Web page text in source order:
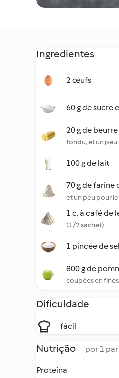
Ingredientes
2 œufs
60 g de sucre
20 g de beurre
fondu, et un
100 g de lait
70 g de farine
et un peu pour
1 c. à café de
(1/2 sachet)
1 pincée de sel
800 g de
coupées en
Dificuldade
fácil
Nutrição por 1
Proteína